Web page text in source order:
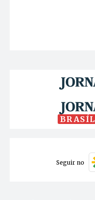
Seguir no